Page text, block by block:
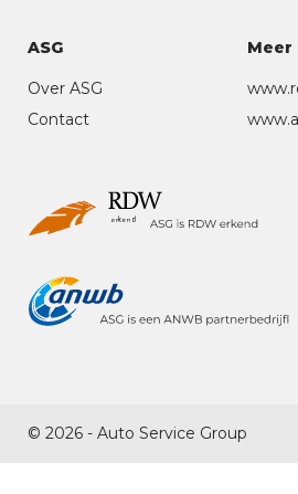
ASG
Over ASG
Contact
Meer
© 2026 - Auto Service Group